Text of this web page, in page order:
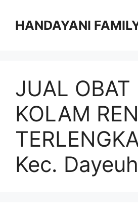
HANDAYANI
JUAL OBAT
KOLAM
Kec.